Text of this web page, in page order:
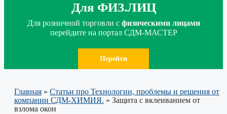
Для ФИЗ.ЛИЦ
Для розничной торговли с физическими лицами
перейдите на портал СДМ-МАСТЕР
Перейти
Главная » Статьи про Технологии, проблемы и решения от
компании СДМ-ХИМИЯ. » Защита с вклеиванием от
взлома окон